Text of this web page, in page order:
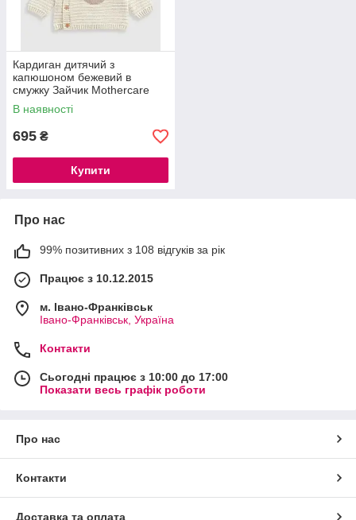
Кардиган дитячий з
капюшоном бежевий в
смужку Зайчик Mothercare
74см
В наявності
695 ₴
Купити
Про нас
99% позитивних з 108 відгуків за рік
Працює з 10.12.2015
м. Івано-Франківськ
Івано-Франківськ, Україна
Контакти
Сьогодні працює з 10:00 до 17:00
Показати весь графік роботи
Про нас
Контакти
Доставка та оплата